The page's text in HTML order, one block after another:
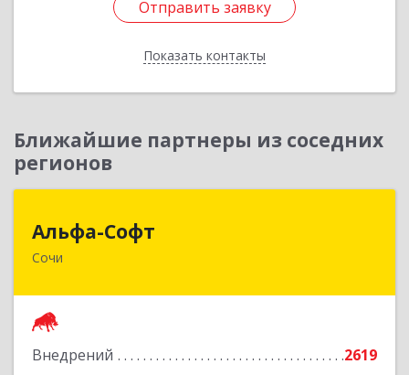
Отправить заявку
Показать контакты
Отправить заявку
Назад
Ближайшие партнеры из соседних
регионов
Альфа-Софт
Сочи
Внедрений
2619
354000, Краснодарский край, г.о. город-курорт